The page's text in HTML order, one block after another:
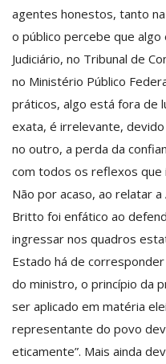
agentes honestos, tanto
o público percebe que
Judiciário, no Tribunal de
no Ministério Público
práticos, algo está fora de
exata, é irrelevante,
no outro, a perda da
com todos os reflexos que
Não por acaso, ao relatar
Britto foi enfático ao
ingressar nos quadros
Estado há de corresponder
do ministro, o princípio da
ser aplicado em matéria
representante do povo
eticamente”. Mais ainda